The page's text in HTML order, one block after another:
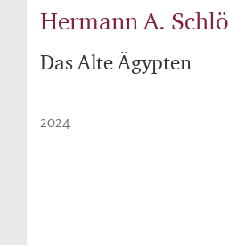
Hermann A.
Das Alte Ägypten
2024